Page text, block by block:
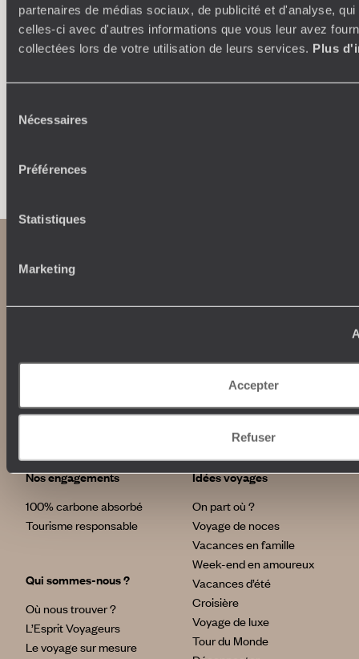
partenaires de médias sociaux, de publicité et d'analyse,
celles-ci avec d'autres informations que vous leur avez
collectées lors de votre utilisation de leurs services. Plus
Nécessaires
Préférences
Statistiques
Marketing
Accepter
Refuser
250 conseillers spécialisés par pays et par régions :
Amoureux du beau jamais à court d’idées, ils vous
inspirent et créent un voyage ultra-personnalisé :
À
Lire notre politique de confidentialité
Nos engagements
100% carbone absorbé
Tourisme responsable
Qui sommes-nous ?
Où nous trouver ?
L’Esprit Voyageurs
Le voyage sur mesure
Idées voyages
On part où ?
Voyage de noces
Vacances en famille
Week-end en amoureux
Vacances d’été
Croisière
Voyage de luxe
Tour du Monde